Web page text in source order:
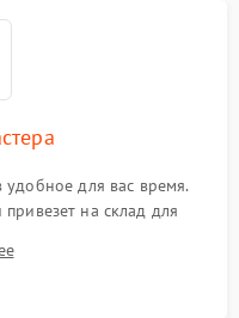
для вас время.
на склад для